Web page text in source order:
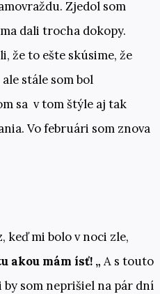
Zjedol som
dali trocha dokopy.
že to ešte skúsime, že
stále som bol
sa v tom štýle aj tak
Vo februári som znova
keď mi bolo v noci zle,
akou mám ísť! „ A s touto
som neprišiel na pár dní